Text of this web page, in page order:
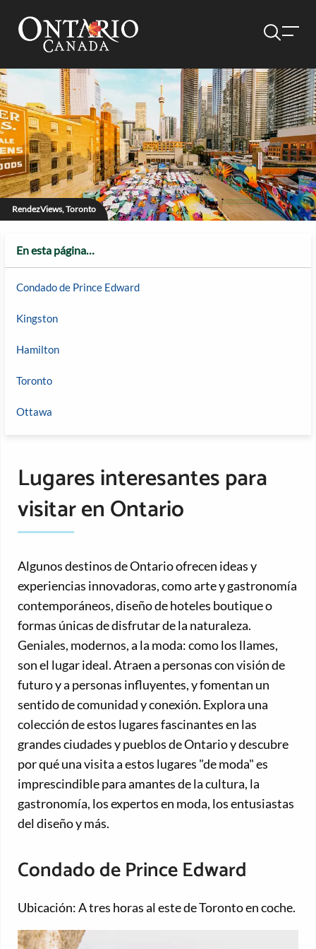
RendezViews, Toronto
En esta página…
Condado de Prince Edward
Kingston
Hamilton
Toronto
Ottawa
Lugares interesantes para
visitar en Ontario
Algunos destinos de Ontario ofrecen ideas y
experiencias innovadoras, como arte y gastronomía
contemporáneos, diseño de hoteles boutique o
formas únicas de disfrutar de la naturaleza.
Geniales, modernos, a la moda: como los llames,
son el lugar ideal. Atraen a personas con visión de
futuro y a personas influyentes, y fomentan un
sentido de comunidad y conexión. Explora una
colección de estos lugares fascinantes en las
grandes ciudades y pueblos de Ontario y descubre
por qué una visita a estos lugares "de moda" es
imprescindible para amantes de la cultura, la
gastronomía, los expertos en moda, los entusiastas
del diseño y más.
Condado de Prince Edward
Ubicación: A tres horas al este de Toronto en coche.